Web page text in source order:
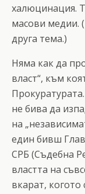
халюцинация.
масови медии.
друга тема.)
Няма как да
власт“, към
не бива да
на
един бивш
СРБ (Съдебна
властта на
вкарат, когото